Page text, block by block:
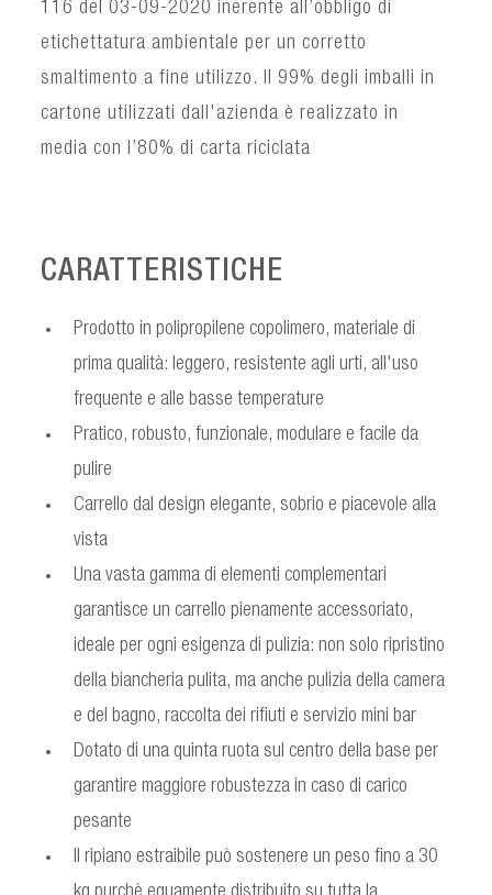
116 del 03-09-2020 inerente all’obbligo di
etichettatura ambientale per un corretto
smaltimento a fine utilizzo. Il 99% degli imballi in
cartone utilizzati dall'azienda è realizzato in
media con l’80% di carta riciclata
CARATTERISTICHE
Prodotto in polipropilene copolimero, materiale di
prima qualità: leggero, resistente agli urti, all'uso
frequente e alle basse temperature
Pratico, robusto, funzionale, modulare e facile da
pulire
Carrello dal design elegante, sobrio e piacevole alla
vista
Una vasta gamma di elementi complementari
garantisce un carrello pienamente accessoriato,
ideale per ogni esigenza di pulizia: non solo ripristino
della biancheria pulita, ma anche pulizia della camera
e del bagno, raccolta dei rifiuti e servizio mini bar
Dotato di una quinta ruota sul centro della base per
garantire maggiore robustezza in caso di carico
pesante
Il ripiano estraibile può sostenere un peso fino a 30